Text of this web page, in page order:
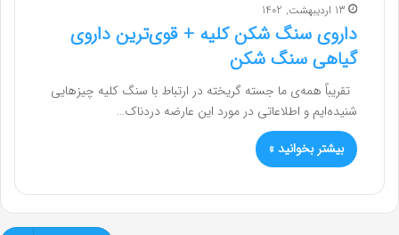
13 اردیبهشت, 1402
داروی سنگ شکن کلیه + قوی‌ترین داروی
گیاهی سنگ شکن
تقریباً همه‌ی ما جسته گریخته در ارتباط با سنگ کلیه چیزهایی
شنیده‌ایم و اطلاعاتی در مورد این عارضه دردناک…
بیشتر بخوانید »